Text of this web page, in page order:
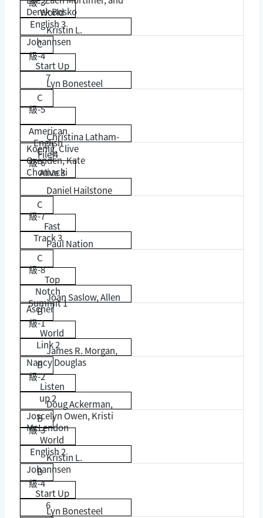
Derek Bosko
World
English 3
Kristin L.
Johannsen
C
級-4
Start Up
7Lyn Bonesteel
C
級-5
American
English
File 4
Christina Latham-
Koenig, Clive
Oxenden, Kate
Chomacki
C
級-6
Alive 3
Daniel Hailstone
C
級-7
Fast
Track 3
Paul Nation
C
級-8
Top
Notch
Summit 1
Joan Saslow, Allen
Ascher
B
級-1
World
Link 2
James R. Morgan,
Nancy Douglas
B
級-2
Listen
up 2
Doug Ackerman,
Joscelyn Owen, Kristi
McLendon
B
級-3
World
English 2
Kristin L.
Johannsen
B
級-4
Start Up
6
Lyn Bonesteel